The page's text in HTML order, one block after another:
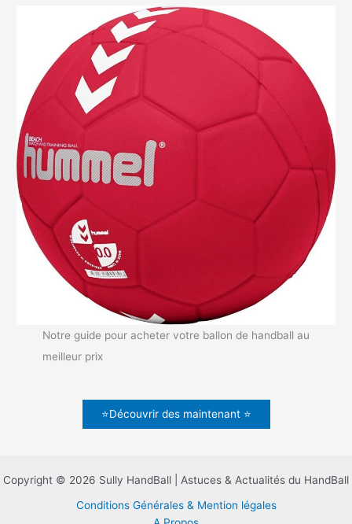
Notre guide pour acheter votre ballon de handball au
meilleur prix
⭐Découvrir des maintenant ⭐
Copyright © 2026 Sully HandBall | Astuces & Actualités du HandBall
Conditions Générales & Mention légales